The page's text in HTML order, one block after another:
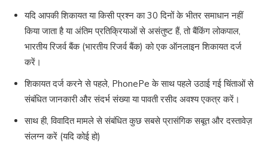
यदि आपकी शिकायत या किसी प्रश्न का 30 दिनों के भीतर समाधान नहीं
किया जाता है या अंतिम प्रतिक्रियाओं से असंतुष्ट हैं, तो बैंकिंग लोकपाल,
भारतीय रिजर्व बैंक (भारतीय रिजर्व बैंक) को एक ऑनलाइन शिकायत दर्ज
करें।
शिकायत दर्ज करने से पहले, PhonePe के साथ पहले उठाई गई चिंताओं से
संबंधित जानकारी और संदर्भ संख्या या पावती रसीद अवश्य एकत्र करें।
साथ ही, विवादित मामले से संबंधित कुछ सबसे प्रासंगिक सबूत और दस्तावेज़
संलग्न करें (यदि कोई हो)